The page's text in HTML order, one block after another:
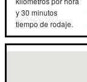
y 30 minutos
tiempo de rodaje.